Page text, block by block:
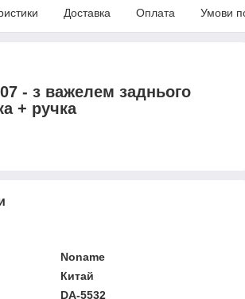
Доставка Оплата Умови
- з важелем заднього
+ ручка
Noname
Китай
DA-5532